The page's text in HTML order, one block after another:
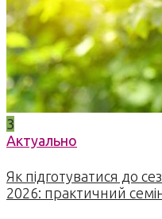
3
Актуально
Як підготуватися до
2026: практичний